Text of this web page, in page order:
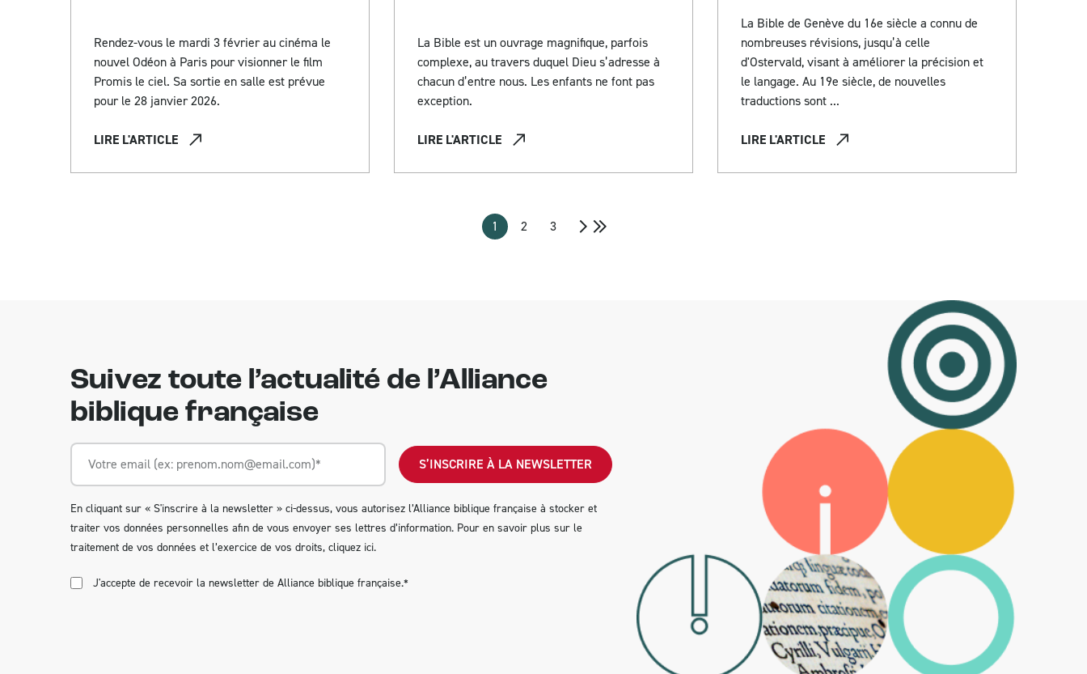
Rendez-vous le mardi 3 février au cinéma le
nouvel Odéon à Paris pour visionner le film
Promis le ciel. Sa sortie en salle est prévue
pour le 28 janvier 2026.
LIRE L'ARTICLE
La Bible est un ouvrage magnifique, parfois
complexe, au travers duquel Dieu s’adresse à
chacun d’entre nous. Les enfants ne font pas
exception.
LIRE L'ARTICLE
La Bible de Genève du 16e siècle a connu de
nombreuses révisions, jusqu’à celle
d'Ostervald, visant à améliorer la précision et
le langage. Au 19e siècle, de nouvelles
traductions sont ...
LIRE L'ARTICLE
1 2 3
Suivez toute l’actualité de l’Alliance
biblique française
En cliquant sur « S'inscrire à la newsletter » ci-dessus, vous autorisez l’Alliance biblique française à stocker et
traiter vos données personnelles afin de vous envoyer ses lettres d’information. Pour en savoir plus sur le
traitement de vos données et l’exercice de vos droits, cliquez ici.
J'accepte de recevoir la newsletter de Alliance biblique française.*